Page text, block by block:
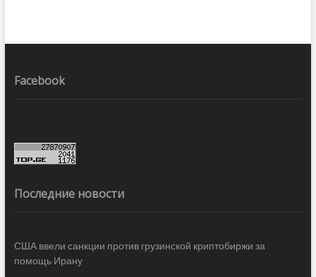
Facebook
Последние новости
США ввели санкции против грузинской криптобиржи за
помощь Ирану